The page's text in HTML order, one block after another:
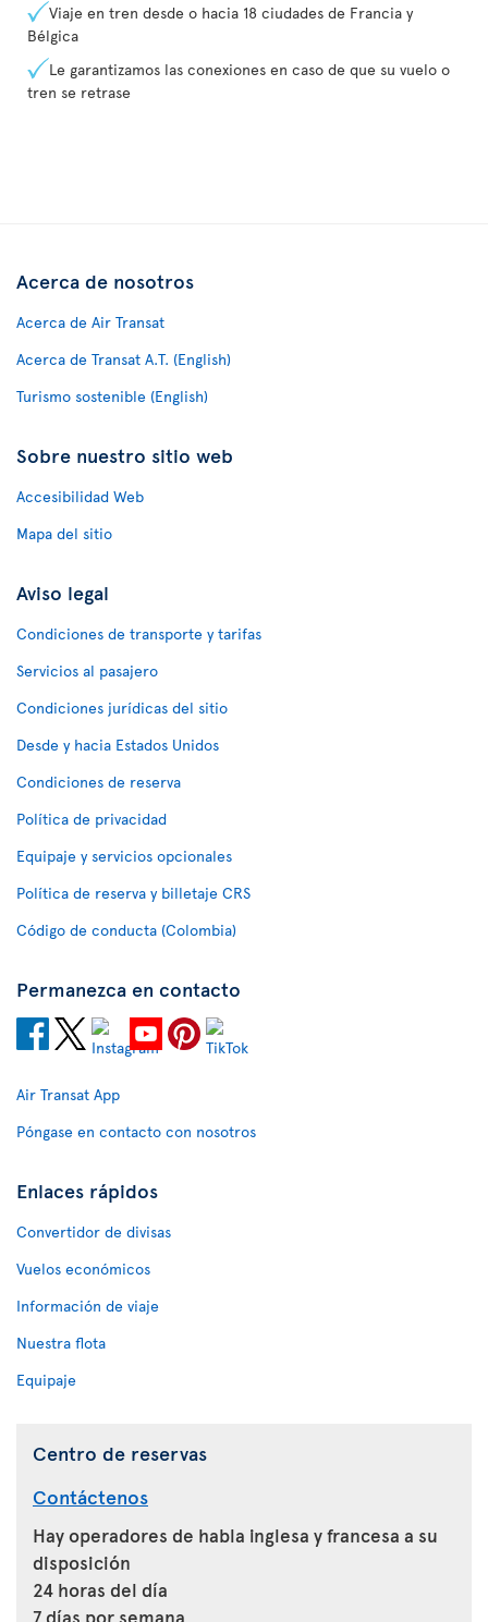
Viaje en tren desde o hacia 18 ciudades de Francia y
Bélgica
Le garantizamos las conexiones en caso de que su vuelo o
tren se retrase
Acerca de nosotros
Acerca de Air Transat
Acerca de Transat A.T. (English)
Turismo sostenible (English)
Sobre nuestro sitio web
Accesibilidad Web
Mapa del sitio
Aviso legal
Condiciones de transporte y tarifas
Servicios al pasajero
Condiciones jurídicas del sitio
Desde y hacia Estados Unidos
Condiciones de reserva
Política de privacidad
Equipaje y servicios opcionales
Política de reserva y billetaje CRS
Código de conducta (Colombia)
Permanezca en contacto
Air Transat App
Póngase en contacto con nosotros
Enlaces rápidos
Convertidor de divisas
Vuelos económicos
Información de viaje
Nuestra flota
Equipaje
Centro de reservas
Contáctenos
Hay operadores de habla inglesa y francesa a su
disposición
24 horas del día
7 días por semana